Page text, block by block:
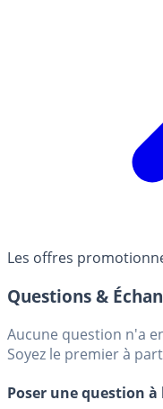
Les offres
Questions &
Aucune question n'a
Soyez le premier à
Poser une question